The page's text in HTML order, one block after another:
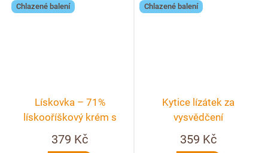
Chlazené balení
Lískovka – 71%
lískooříškový krém s
kakaem
379 Kč
Chlazené balení
Kytice lízátek za
vysvědčení
359 Kč